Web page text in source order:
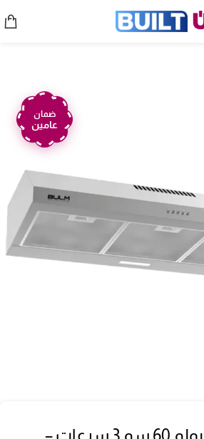
ضمان
عامين
شفاط فلات بولم 60 سم 3 سرعات –